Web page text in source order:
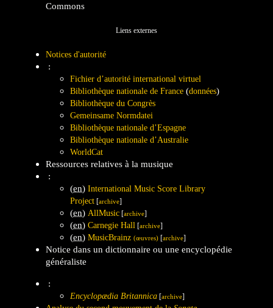
Commons
Liens externes
Notices d'autorité
:
Fichier d’autorité international virtuel
Bibliothèque nationale de France (données)
Bibliothèque du Congrès
Gemeinsame Normdatei
Bibliothèque nationale d’Espagne
Bibliothèque nationale d’Australie
WorldCat
Ressources relatives à la musique
:
(en) International Music Score Library
Project [archive]
(en) AllMusic [archive]
(en) Carnegie Hall [archive]
(en) MusicBrainz (œuvres) [archive]
Notice dans un dictionnaire ou une encyclopédie
généraliste
:
Encyclopædia Britannica [archive]